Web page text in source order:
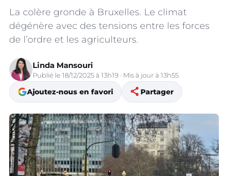
La colère gronde à Bruxelles. Le climat
dégénère avec des tensions entre les forces
de l’ordre et les agriculteurs.
Linda Mansouri
Publié le 18/12/2025 à 13h19 · Mis à jour à 13h55
Ajoutez-nous en favori share Partager